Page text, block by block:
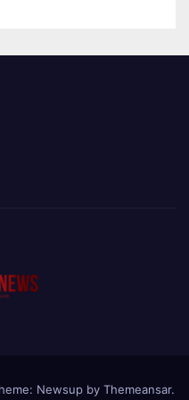
Newsup by Themeansar.